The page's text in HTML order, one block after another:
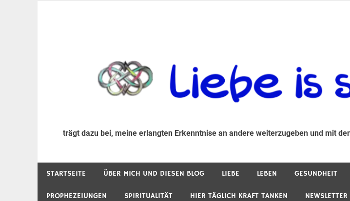
trägt dazu bei, meine erlangten Erkenntnise an andere weiterzugeben und mit
STARTSEITE ÜBER MICH UND DIESEN BLOG LIEBE LEBEN GESUNDHEIT
PROPHEZEIUNGEN SPIRITUALITÄT HIER TÄGLICH KRAFT TANKEN NEWSLETTER